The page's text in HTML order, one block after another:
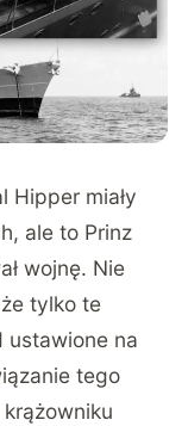
Hipper miały
ale to Prinz
wojnę. Nie
tylko te
ustawione na
tego